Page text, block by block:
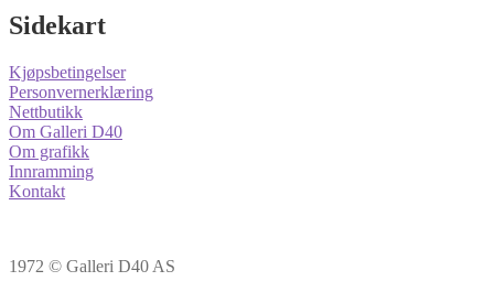
Sidekart
Kjøpsbetingelser
Personvernerklæring
Nettbutikk
Om Galleri D40
Om grafikk
Innramming
Kontakt
1972 © Galleri D40 AS